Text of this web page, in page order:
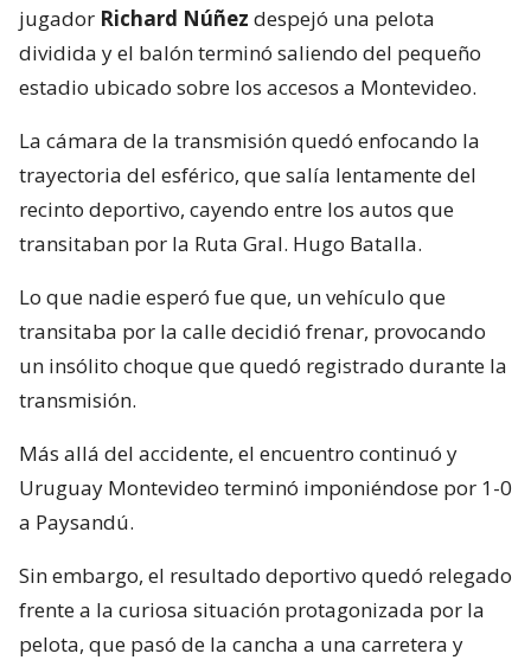
jugador Richard Núñez despejó una pelota
dividida y el balón terminó saliendo del pequeño
estadio ubicado sobre los accesos a Montevideo.
La cámara de la transmisión quedó enfocando la
trayectoria del esférico, que salía lentamente del
recinto deportivo, cayendo entre los autos que
transitaban por la Ruta Gral. Hugo Batalla.
Lo que nadie esperó fue que, un vehículo que
transitaba por la calle decidió frenar, provocando
un insólito choque que quedó registrado durante la
transmisión.
Más allá del accidente, el encuentro continuó y
Uruguay Montevideo terminó imponiéndose por 1-0
a Paysandú.
Sin embargo, el resultado deportivo quedó relegado
frente a la curiosa situación protagonizada por la
pelota, que pasó de la cancha a una carretera y